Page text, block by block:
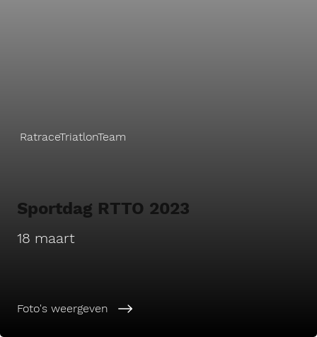
Foto's weergeven
RatraceTriatlonTeam
18 maart
Sportdag RTTO 2023